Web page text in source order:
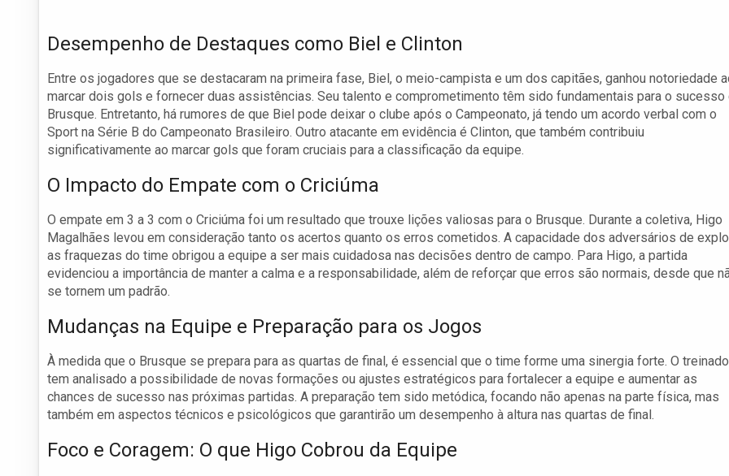
Desempenho de Destaques como Biel e Clinton
Entre os jogadores que se destacaram na primeira fase, Biel, o meio-campista e um dos capitães, ganhou notoriedade
marcar dois gols e fornecer duas assistências. Seu talento e comprometimento têm sido fundamentais para o sucesso
Brusque. Entretanto, há rumores de que Biel pode deixar o clube após o Campeonato, já tendo um acordo verbal com o
Sport na Série B do Campeonato Brasileiro. Outro atacante em evidência é Clinton, que também contribuiu
significativamente ao marcar gols que foram cruciais para a classificação da equipe.
O Impacto do Empate com o Criciúma
O empate em 3 a 3 com o Criciúma foi um resultado que trouxe lições valiosas para o Brusque. Durante a coletiva, Higo
Magalhães levou em consideração tanto os acertos quanto os erros cometidos. A capacidade dos adversários de
as fraquezas do time obrigou a equipe a ser mais cuidadosa nas decisões dentro de campo. Para Higo, a partida
evidenciou a importância de manter a calma e a responsabilidade, além de reforçar que erros são normais, desde que
se tornem um padrão.
Mudanças na Equipe e Preparação para os Jogos
À medida que o Brusque se prepara para as quartas de final, é essencial que o time forme uma sinergia forte. O
tem analisado a possibilidade de novas formações ou ajustes estratégicos para fortalecer a equipe e aumentar as
chances de sucesso nas próximas partidas. A preparação tem sido metódica, focando não apenas na parte física, mas
também em aspectos técnicos e psicológicos que garantirão um desempenho à altura nas quartas de final.
Foco e Coragem: O que Higo Cobrou da Equipe